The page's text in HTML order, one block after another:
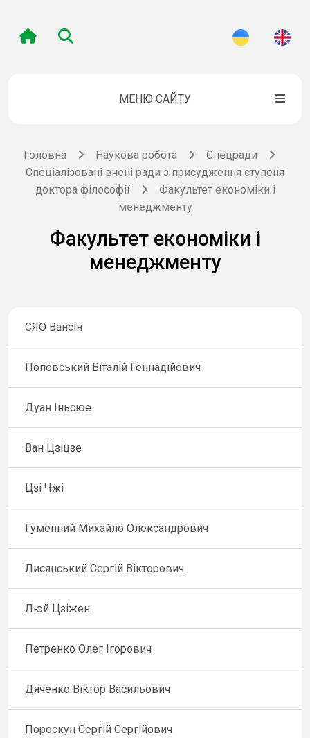
МЕНЮ САЙТУ
Головна Наукова робота
Спецради
Спеціалізовані вчені ради з присудження ступеня
доктора філософії
Факультет економіки і
менеджменту
Факультет економіки і
менеджменту
СЯО Вансін
Поповський Віталій Геннадійович
Дуан Іньсюе
Ван Цзіцзе
Цзі Чжі
Гуменний Михайло Олександрович
Лисянський Сергій Вікторович
Люй Цзіжен
Петренко Олег Ігорович
Дяченко Віктор Васильович
Пороскун Сергій Сергійович